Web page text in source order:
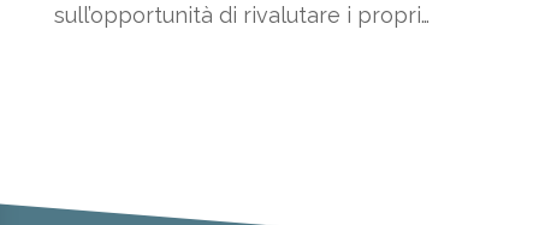
sull’opportunità di rivalutare i propri